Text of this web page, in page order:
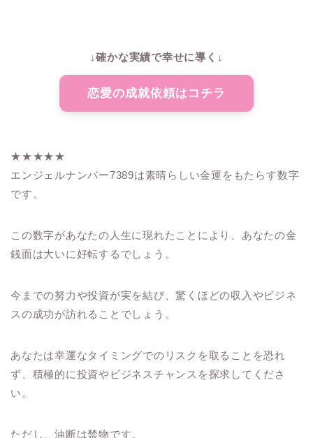
↓確かな実績で幸せに導く↓
恋愛の成就依頼はコチラ
★★★★★
エンジェルナンバー7389は素晴らしい金運をもたらす数字
です。
この数字があなたの人生に現れたことにより、あなたの金
銭面は大いに好転するでしょう。
今までの努力や投資が実を結び、驚くほどの収入やビジネ
スの成功が訪れることでしょう。
あなたは幸運なタイミングでのリスクを取ることを恐れ
ず、積極的に投資やビジネスチャンスを探求してくださ
い。
ただし、油断は禁物です。